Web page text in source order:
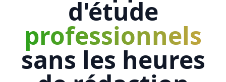
d'étude
professionnels
sans les heures